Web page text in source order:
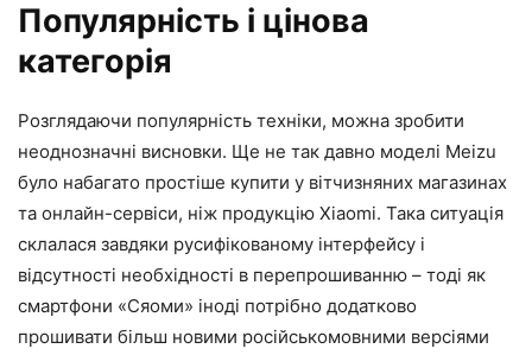
Популярність і цінова
категорія
Розглядаючи популярність техніки, можна зробити
неоднозначні висновки. Ще не так давно моделі Meizu
було набагато простіше купити у вітчизняних магазинах
та онлайн-сервіси, ніж продукцію Xiaomi. Така ситуація
склалася завдяки русифікованому інтерфейсу і
відсутності необхідності в перепрошиванню – тоді як
смартфони «Сяоми» іноді потрібно додатково
прошивати більш новими російськомовними версіями